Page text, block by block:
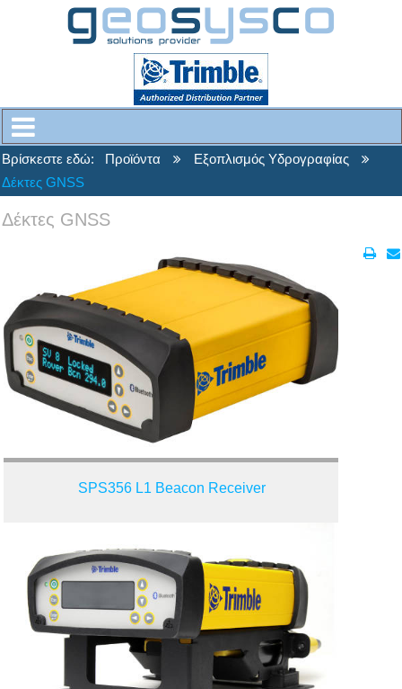
Βρίσκεστε εδώ: Προϊόντα
Εξοπλισμός Υδρογραφίας
Δέκτες GNSS
Δέκτες GNSS
SPS356 L1 Beacon Receiver